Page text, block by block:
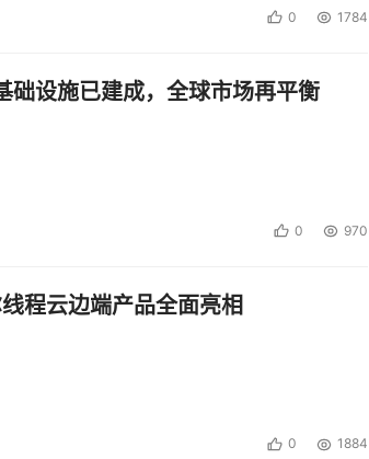
理
0 1784
础设施已建成，全球市场再平衡
0 970
程云边端产品全面亮相
0 1884